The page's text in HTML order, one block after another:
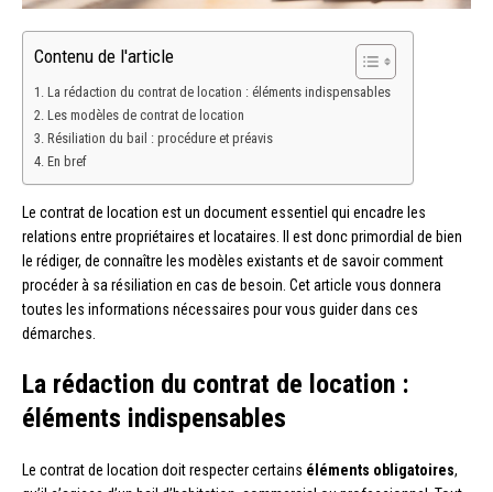
Contenu de l'article
La rédaction du contrat de location : éléments indispensables
Les modèles de contrat de location
Résiliation du bail : procédure et préavis
En bref
Le contrat de location est un document essentiel qui encadre les
relations entre propriétaires et locataires. Il est donc primordial de bien
le rédiger, de connaître les modèles existants et de savoir comment
procéder à sa résiliation en cas de besoin. Cet article vous donnera
toutes les informations nécessaires pour vous guider dans ces
démarches.
La rédaction du contrat de location :
éléments indispensables
Le contrat de location doit respecter certains éléments obligatoires,